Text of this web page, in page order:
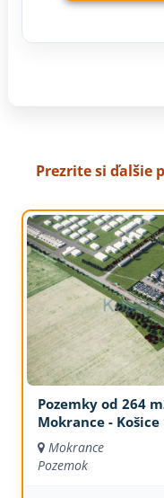
Prezrite si ďalšie
Pozemky od 264
Mokrance - Košice
Mokrance
Pozemok